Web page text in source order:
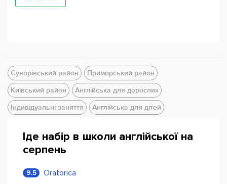
Суворівський район
Приморський район
Київський район
Англійська для дорослих
Індивідуальні заняття
Англійська для дітей
Іде набір в школи англійської на
серпень
9.5 Oratorica